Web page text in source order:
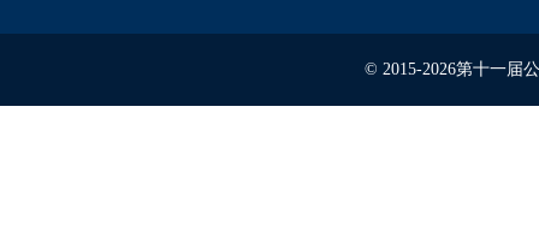
© 2015-2026第十一届